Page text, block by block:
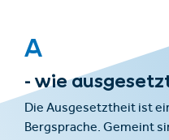
A
- wie
Die Ausgesetztheit ist
Bergsprache. Gemeint